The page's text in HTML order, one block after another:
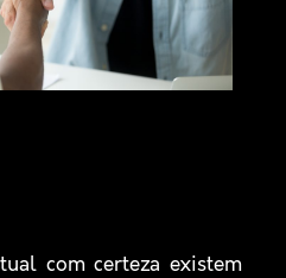
com certeza existem